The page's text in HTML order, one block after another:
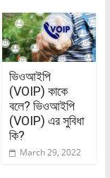
ভিওআইপি
(VOIP) কাকে
বলে? ভিওআইপি
(VOIP) এর সুবিধা
কি?
March 29, 2022